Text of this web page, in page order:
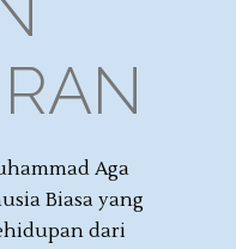
Aga
Biasa yang
dari